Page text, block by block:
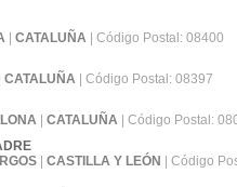
CATALUÑA | Código Postal: 08400
CATALUÑA | Código Postal: 08397
CATALUÑA | Código Postal:
CASTILLA Y LEÓN
| Código